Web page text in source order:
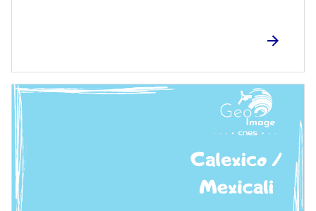
Image
de
couverture
(conseillée)